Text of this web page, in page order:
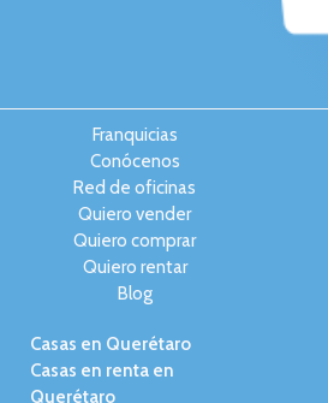
Franquicias
Conócenos
Red de oficinas
Quiero vender
Quiero comprar
Quiero rentar
Blog
Casas en Querétaro
Casas en renta en
Querétaro